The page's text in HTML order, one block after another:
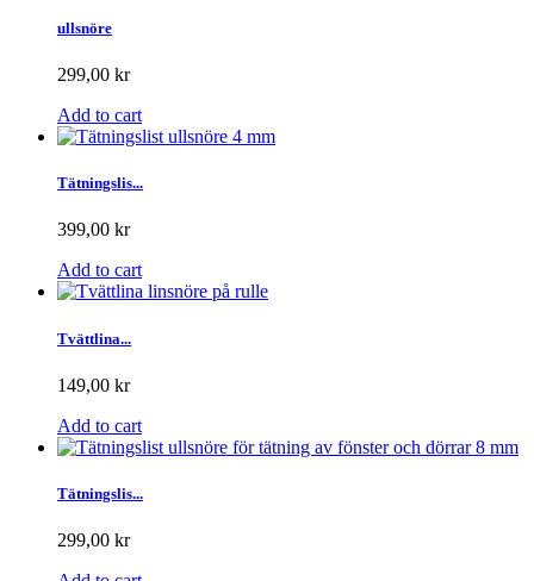
ullsnöre
299,00 kr
Add to cart
Tätningslis...
399,00 kr
Add to cart
Tvättlina...
149,00 kr
Add to cart
Tätningslis...
299,00 kr